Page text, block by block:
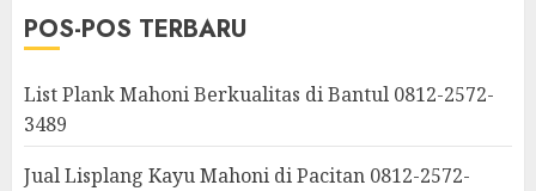
POS-POS TERBARU
List Plank Mahoni Berkualitas di Bantul 0812-2572-
3489
Jual Lisplang Kayu Mahoni di Pacitan 0812-2572-